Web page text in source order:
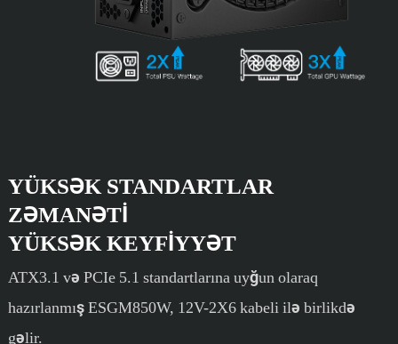
YÜKSƏK STANDARTLAR
ZƏMANƏTI
YÜKSƏK KEYFIYYƏT
ATX3.1 və PCIe 5.1 standartlarına uyğun olaraq
hazırlanmış ESGM850W, 12V-2X6 kabeli ilə birlikdə
gəlir.